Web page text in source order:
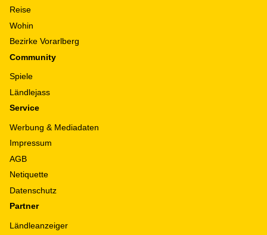
Reise
Wohin
Bezirke Vorarlberg
Community
Spiele
Ländlejass
Service
Werbung & Mediadaten
Impressum
AGB
Netiquette
Datenschutz
Partner
Ländleanzeiger